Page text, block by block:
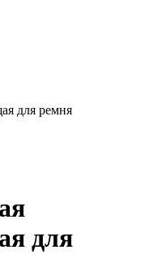
для ремня
для